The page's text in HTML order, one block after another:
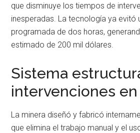
que disminuye los tiempos de
inesperadas. La tecnología ya evitó
programada de dos horas,
estimado de 200 mil dólares.
Sistema
intervenciones
La minera diseñó y fabricó
que elimina el trabajo manual y el